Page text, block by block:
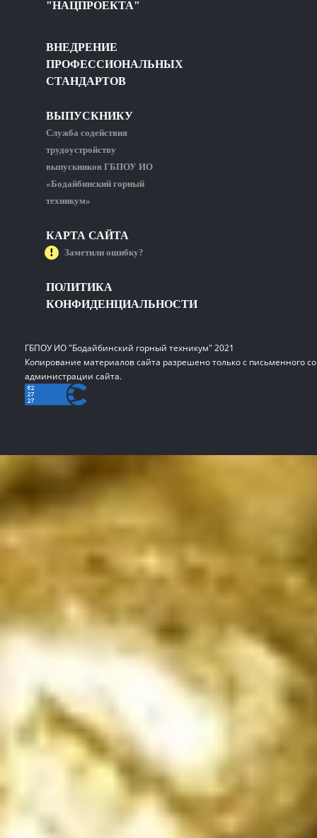
"НАЦПРОЕКТА"
ВНЕДРЕНИЕ
ПРОФЕССИОНАЛЬНЫХ
СТАНДАРТОВ
ВЫПУСКНИКУ
Служба содействия
трудоустройству
выпускников ГБПОУ ИО
«Бодайбинский горный
техникум»
КАРТА САЙТА
Заметили ошибку?
ПОЛИТИКА
КОНФИДЕНЦИАЛЬНОСТИ
ГБПОУ ИО "Бодайбинский горный техникум" 2021
Копирование материалов сайта разрешено только с письменного
администрации сайта.